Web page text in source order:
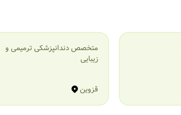
متخصص دندانپزشکی ترمیمی و
زیبایی
قزوین